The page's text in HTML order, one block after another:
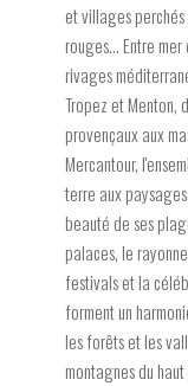
et villages
rouges... Entre
rivages
Tropez et Menton,
provençaux aux
Mercantour,
terre aux
beauté de ses
palaces, le
festivals et la
forment un
les forêts et les
montagnes du